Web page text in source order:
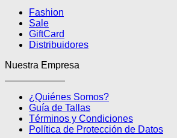
Fashion
Sale
GiftCard
Distribuidores
Nuestra Empresa
¿Quiénes Somos?
Guía de Tallas
Términos y Condiciones
Política de Protección de Datos